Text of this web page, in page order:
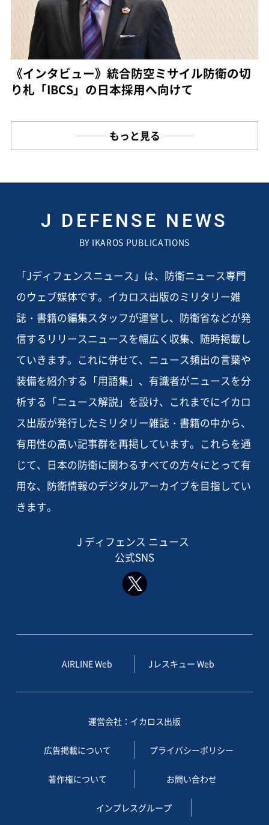
《インタビュー》統合防空ミサイル防衛の切
り札「IBCS」の日本採用へ向けて
もっと見る
J DEFENSE NEWS
BY IKAROS PUBLICATIONS
「Jディフェンスニュース」は、防衛ニュース専門
のウェブ媒体です。イカロス出版のミリタリー雑
誌・書籍の編集スタッフが運営し、防衛省などが発
信するリリースニュースを幅広く収集、随時掲載し
ていきます。これに併せて、ニュース頻出の言葉や
装備を紹介する「用語集」、有識者がニュースを分
析する「ニュース解説」を設け、これまでにイカロ
ス出版が発行したミリタリー雑誌・書籍の中から、
有用性の高い記事群を再掲しています。これらを通
じて、日本の防衛に関わるすべての方々にとって有
用な、防衛情報のデジタルアーカイブを目指してい
きます。
J ディフェンス ニュース
公式SNS
AIRLINE Web Jレスキュー Web
運営会社：イカロス出版
広告掲載について プライバシーポリシー
著作権について お問い合わせ
インプレスグループ